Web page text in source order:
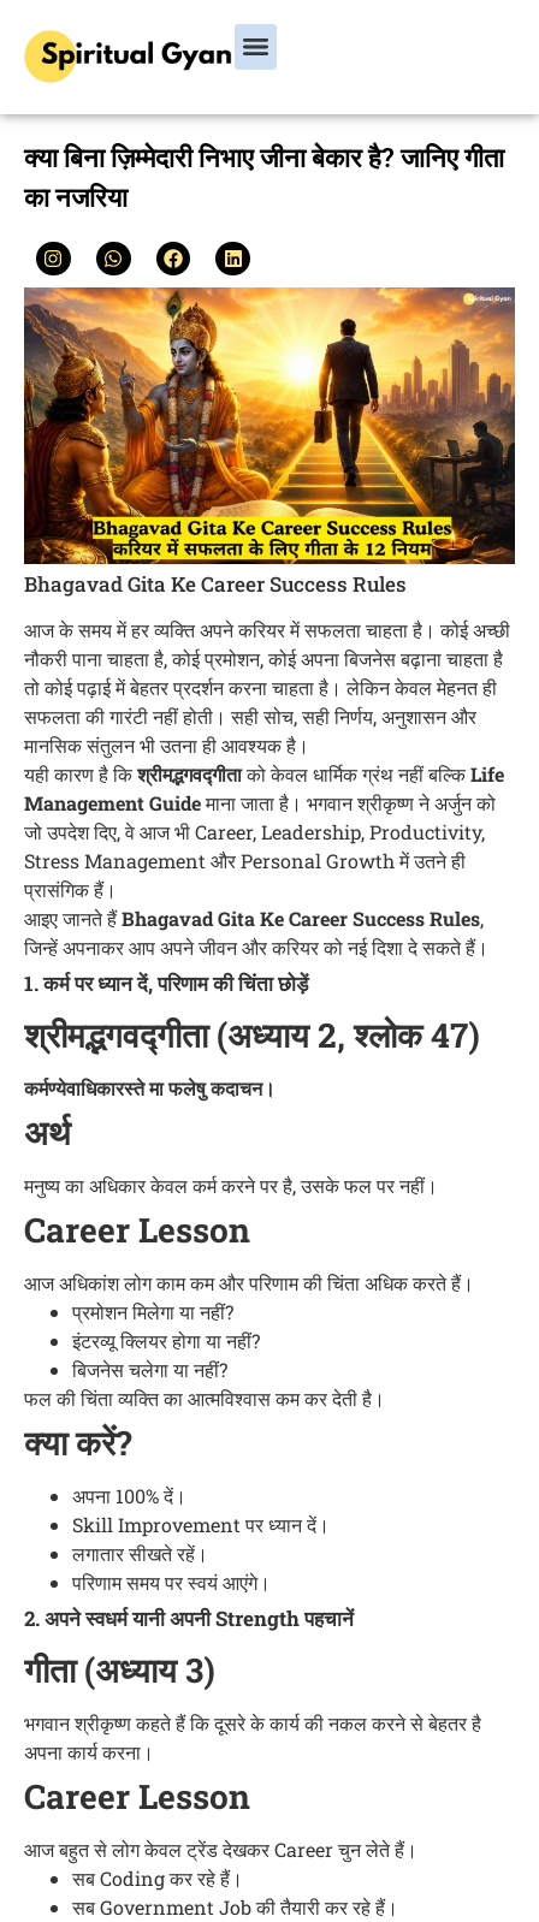
क्या बिना ज़िम्मेदारी निभाए जीना बेकार है? जानिए गीता
का नजरिया
Bhagavad Gita Ke Career Success Rules
आज के समय में हर व्यक्ति अपने करियर में सफलता चाहता है। कोई अच्छी
नौकरी पाना चाहता है, कोई प्रमोशन, कोई अपना बिजनेस बढ़ाना चाहता है
तो कोई पढ़ाई में बेहतर प्रदर्शन करना चाहता है। लेकिन केवल मेहनत ही
सफलता की गारंटी नहीं होती। सही सोच, सही निर्णय, अनुशासन और
मानसिक संतुलन भी उतना ही आवश्यक है।
यही कारण है किश्रीमद्भगवद्गीताको केवल धार्मिक ग्रंथ नहीं बल्किLife
Management Guideमाना जाता है। भगवान श्रीकृष्ण ने अर्जुन को
जो उपदेश दिए, वे आज भी Career, Leadership, Productivity,
Stress Management और Personal Growth में उतने ही
प्रासंगिक हैं।
आइए जानते हैंBhagavad Gita Ke Career Success Rules,
जिन्हें अपनाकर आप अपने जीवन और करियर को नई दिशा दे सकते हैं।
1. कर्म पर ध्यान दें, परिणाम की चिंता छोड़ें
श्रीमद्भगवद्गीता (अध्याय 2, श्लोक 47)
कर्मण्येवाधिकारस्ते मा फलेषु कदाचन।
अर्थ
मनुष्य का अधिकार केवल कर्म करने पर है, उसके फल पर नहीं।
Career Lesson
आज अधिकांश लोग काम कम और परिणाम की चिंता अधिक करते हैं।
प्रमोशन मिलेगा या नहीं?
इंटरव्यू क्लियर होगा या नहीं?
बिजनेस चलेगा या नहीं?
फल की चिंता व्यक्ति का आत्मविश्वास कम कर देती है।
क्या करें?
अपना 100% दें।
Skill Improvement पर ध्यान दें।
लगातार सीखते रहें।
परिणाम समय पर स्वयं आएंगे।
2. अपने स्वधर्म यानी अपनी Strength पहचानें
गीता (अध्याय 3)
भगवान श्रीकृष्ण कहते हैं कि दूसरे के कार्य की नकल करने से बेहतर है
अपना कार्य करना।
Career Lesson
आज बहुत से लोग केवल ट्रेंड देखकर Career चुन लेते हैं।
सब Coding कर रहे हैं।
सब Government Job की तैयारी कर रहे हैं।